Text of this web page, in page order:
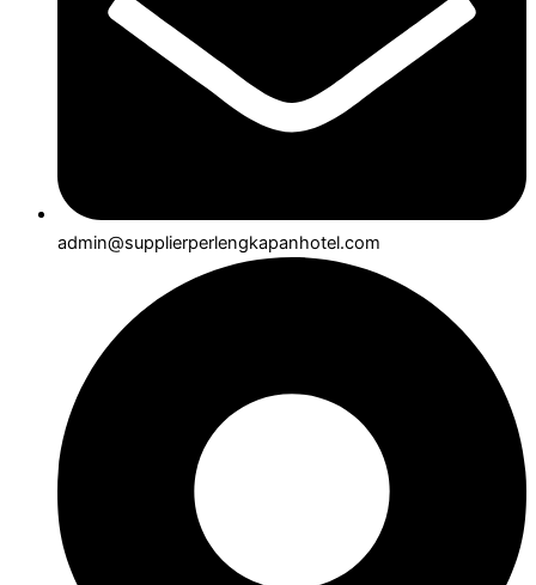
admin@supplierperlengkapanhotel.com